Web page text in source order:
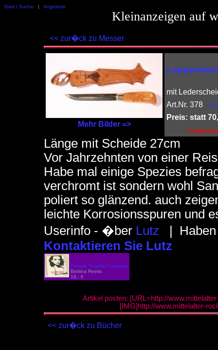
Start / Suche | Angebote
Kleinanzeigen auf
<< zur�ck zu Messer
Mehr Bilder =>
mit
Art.Nr. 378
Preis: statt
Länge mit Scheide 27cm
Vor Jahrzehnten von einer
Habe mal einige Spezies
verchromt ist sondern wohl
poliert so glänzend. auch
leichte Korrosionsspuren und
Userinfo - �ber Lutz | Haben
Kontaktieren Sie Lutz
Female Trouble Fotobuch
Bettina Reims
18,- €
Artikel posten: [URL=http://
[IMG]http://www.mittelalter-
<< zur�ck zu Bücher